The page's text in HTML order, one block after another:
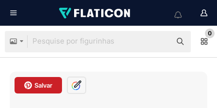
0
Salvar